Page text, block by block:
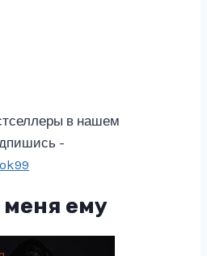
в нашем
-
ему